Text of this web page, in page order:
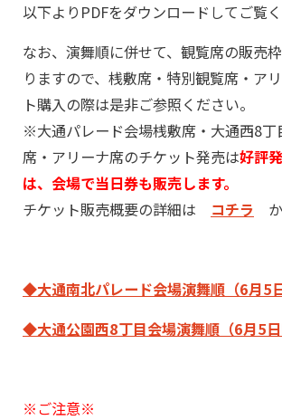
以下よりPDFをダウンロードしてご覧く
なお、演舞順に併せて、観覧席の販売
りますので、桟敷席・特別観覧席・ア
ト購入の際は是非ご参照ください。
※大通パレード会場桟敷席・大通西8丁
席・アリーナ席のチケット発売は好評
は、会場で当日券も販売します。
チケット販売概要の詳細は コチラ
◆大通南北パレード会場演舞順（6月5
◆大通公園西8丁目会場演舞順（6月5
※ご注意※